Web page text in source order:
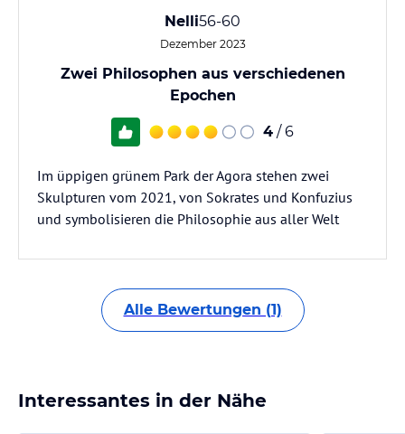
Nelli56-60
Dezember 2023
Zwei Philosophen aus verschiedenen
Epochen
4 / 6
Im üppigen grünem Park der Agora stehen zwei
Skulpturen vom 2021, von Sokrates und Konfuzius
und symbolisieren die Philosophie aus aller Welt
Alle Bewertungen (1)
Interessantes in der Nähe